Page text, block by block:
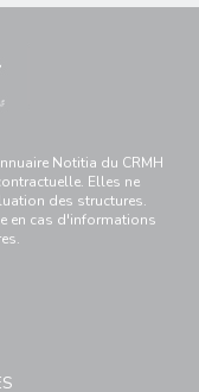
Notitia du CRMH
Elles ne
des structures.
en cas d'informations